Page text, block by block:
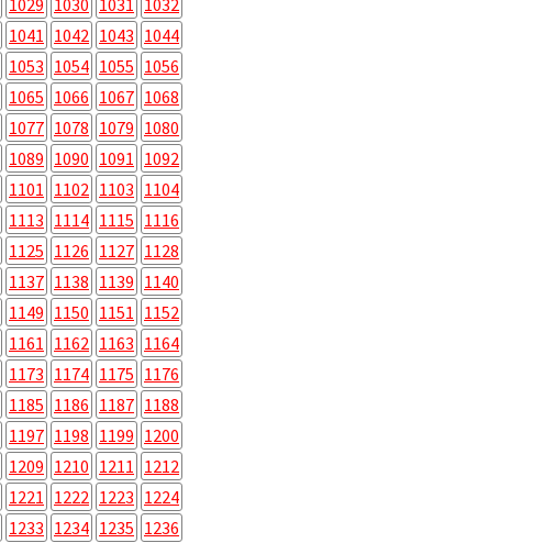
1029 1030 1031 1032
1041 1042 1043 1044
1053 1054 1055 1056
1065 1066 1067 1068
1077 1078 1079 1080
1089 1090 1091 1092
1101 1102 1103 1104
1113 1114 1115 1116
1125 1126 1127 1128
1137 1138 1139 1140
1149 1150 1151 1152
1161 1162 1163 1164
1173 1174 1175 1176
1185 1186 1187 1188
1197 1198 1199 1200
1209 1210 1211 1212
1221 1222 1223 1224
1233 1234 1235 1236